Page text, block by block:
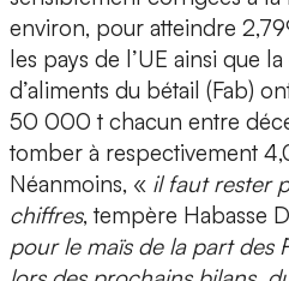
environ, pour atteindre
les pays de l’UE ainsi que
d’aliments du bétail (Fab)
50 000 t chacun entre
tomber à respectivement
Néanmoins, « il faut rester
chiffres, tempère Habasse
pour le maïs de la part des